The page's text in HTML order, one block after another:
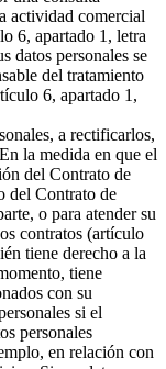
actividad comercial
6, apartado 1, letra
datos personales se
del tratamiento
6, apartado 1,
a rectificarlos,
la medida en que el
del Contrato de
del Contrato de
o para atender su
contratos (artículo
tiene derecho a la
tiene
con su
si el
personales
en relación con